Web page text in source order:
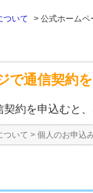
ついて > 公式ホームペ
で通信契約
約を申込むと
ついて > 個人のお申込